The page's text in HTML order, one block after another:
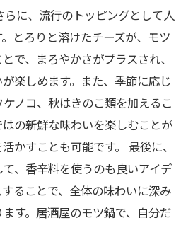
らに、流行のトッピングとして人
とろりと溶けたチーズが、モツ
で、まろやかさがプラスされ、
楽しめます。また、季節に応じ
ノコ、秋はきのこ類を加えるこ
の新鮮な味わいを楽しむことが
かすことも可能です。 最後に、
、香辛料を使うのも良いアイデ
ることで、全体の味わいに深み
す。居酒屋のモツ鍋で、自分だ